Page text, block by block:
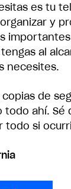
es tu
y
al
necesites.
copias de
todo ahí. Sé
todo si